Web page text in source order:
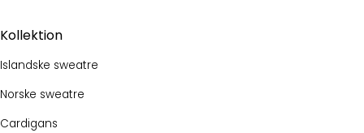
Kollektion
Islandske sweatre
Norske sweatre
Cardigans